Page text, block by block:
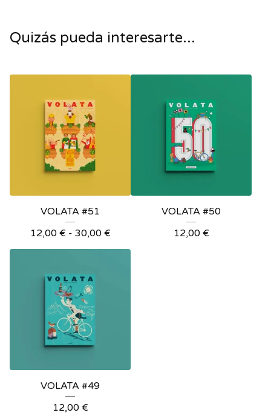
Quizás pueda interesarte...
VOLATA #51
12,00 € - 30,00 €
VOLATA #50
12,00 €
VOLATA #49
12,00 €